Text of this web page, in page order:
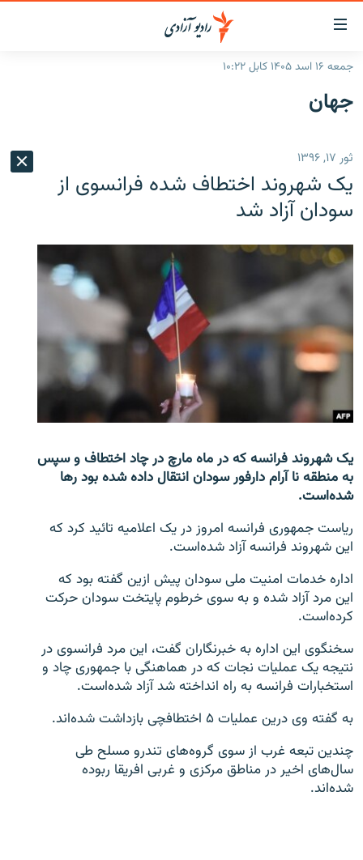
لینک‌های
قابل
دسترسی
به
بازگشت
منوی
اصلی
به
صفحه
جستجو
گزارش‌ها
منطقه
شرق میانه
افغانستان
جهان
جدول نشرات
مصاحبه‌ها
مجموعه تصویری
ورزش
بحران مهاجرت
'کووید-۱۹'
تماس
صفحه پشتو
Azadi English
به ما بپیوندید
همۀ سایت‌های رادیو آزادی/ رادیو اروپای آزاد
جمعه ۱۶ اسد ۱۴۰۵ کابل ۱۰:۲۲
جهان
ثور ۱۷, ۱۳۹۶
یک شهروند اختطاف شده فرانسوی از
سودان آزاد شد
یک شهروند فرانسه که در ماه مارچ در چاد اختطاف و سپس
به منطقه نا آرام دارفور سودان انتقال داده شده بود رها
شده‌است.
ریاست جمهوری فرانسه امروز در یک اعلامیه تائید کرد که
این شهروند فرانسه آزاد شده‌است.
اداره خدمات امنیت ملی سودان پیش ازین گفته بود که
این مرد آزاد شده و به سوی خرطوم پایتخت سودان حرکت
کرده‌است.
سخنگوی این اداره به خبرنگاران گفت، این مرد فرانسوی در
نتیجه یک عملیات نجات که در هماهنگی با جمهوری چاد و
استخبارات فرانسه به راه انداخته شد آزاد شده‌است.
به گفته وی درین عملیات ۵ اختطافچی بازداشت شده‌اند.
چندین تبعه غرب از سوی گروه‌های تندرو مسلح طی
سال‌های اخیر در مناطق مرکزی و غربی افریقا ربوده
شده‌اند.